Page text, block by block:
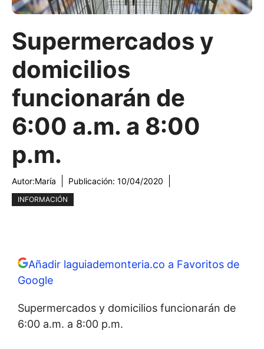
Supermercados y
domicilios
funcionarán de
6:00 a.m. a 8:00
p.m.
Autor:María Publicación: 10/04/2020
INFORMACIÓN
Añadir laguiademonteria.co a Favoritos de
Google
Supermercados y domicilios funcionarán de
6:00 a.m. a 8:00 p.m.